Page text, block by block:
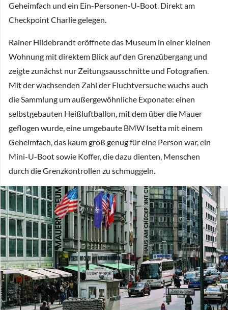
Geheimfach und ein Ein-Personen-U-Boot. Direkt am
Checkpoint Charlie gelegen.
Rainer Hildebrandt eröffnete das Museum in einer kleinen
Wohnung mit direktem Blick auf den Grenzübergang und
zeigte zunächst nur Zeitungsausschnitte und Fotografien.
Mit der wachsenden Zahl der Fluchtversuche wuchs auch
die Sammlung um außergewöhnliche Exponate: einen
selbstgebauten Heißluftballon, mit dem über die Mauer
geflogen wurde, eine umgebaute BMW Isetta mit einem
Geheimfach, das kaum groß genug für eine Person war, ein
Mini-U-Boot sowie Koffer, die dazu dienten, Menschen
durch die Grenzkontrollen zu schmuggeln.